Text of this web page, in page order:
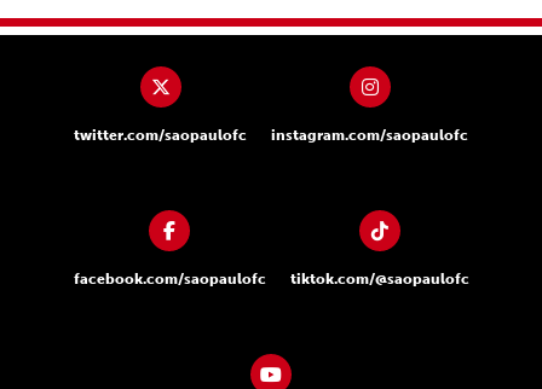
twitter.com/saopaulofc instagram.com/saopaulofc
facebook.com/saopaulofc tiktok.com/@saopaulofc